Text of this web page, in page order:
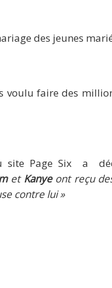
des jeunes
voulu faire des
site Page Six a
et Kanyeont reçu
contre lui »